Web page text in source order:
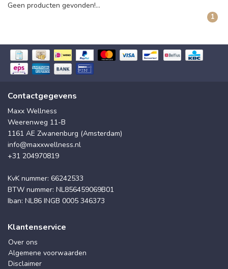
Geen producten gevonden!...
1
Contactgegevens
Maxx Wellness
Weerenweg 11-B
1161 AE Zwanenburg (Amsterdam)
info@maxxwellness.nl
+31 204970819
KvK nummer: 66242533
BTW nummer: NL856459069B01
Iban: NL86 INGB 0005 346373
Klantenservice
Over ons
Algemene voorwaarden
Disclaimer